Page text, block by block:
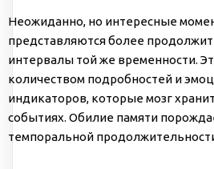
Неожиданно, но интересные
представляются более
интервалы той же временности.
количеством подробностей и
индикаторов, которые мозг
событиях. Обилие памяти
темпоральной